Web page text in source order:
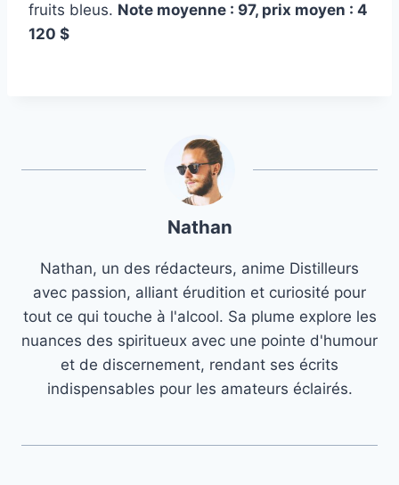
fruits bleus. Note moyenne : 97, prix moyen : 4
120 $
Nathan
Nathan, un des rédacteurs, anime Distilleurs
avec passion, alliant érudition et curiosité pour
tout ce qui touche à l'alcool. Sa plume explore les
nuances des spiritueux avec une pointe d'humour
et de discernement, rendant ses écrits
indispensables pour les amateurs éclairés.